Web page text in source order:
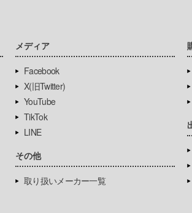
メディア
Facebook
X(旧Twitter)
YouTube
TikTok
LINE
その他
取り扱いメーカー一覧